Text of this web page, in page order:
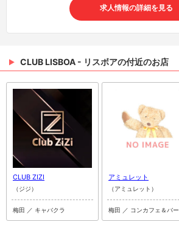
求人情報の詳細を見る
CLUB LISBOA - リスボアの付近のお店
CLUB ZIZI
（ジジ）
梅田 ／ キャバクラ
アミュレット
（アミュレット）
梅田 ／ コンカフェ＆バー